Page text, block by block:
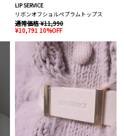
LIP SERVICE
リボンオフショルペプラムトップス
通常価格 ¥11,990
¥10,791 10%OFF